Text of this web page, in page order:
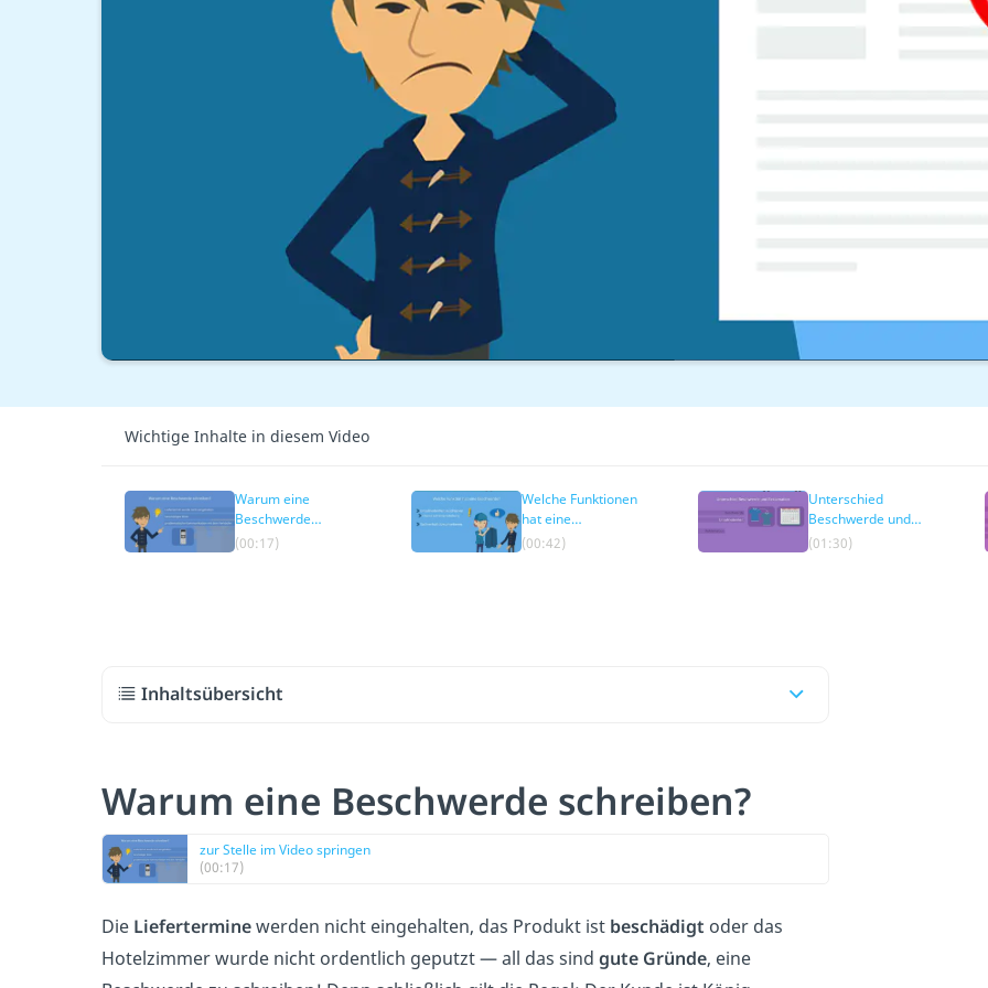
Wichtige Inhalte in diesem Video
Warum eine
Beschwerde
schreiben?
(00:17)
Welche Funktionen
hat eine
Beschwerde?
(00:42)
Unterschied
Beschwerde und
Reklamation
(01:30)
Inhaltsübersicht
Warum eine Beschwerde schreiben?
zur Stelle im Video springen
(00:17)
Die Lieferterminewerden nicht eingehalten, das Produkt ist beschädigt oder das
Hotelzimmer wurde nicht ordentlich geputzt — all das sind gute Gründe, eine